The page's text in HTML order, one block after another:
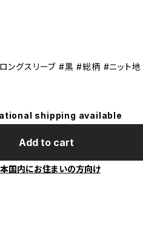
ングスリーブ #黒 #総柄 #ニット
shipping available
Add to cart
国内にお住まいの方向け